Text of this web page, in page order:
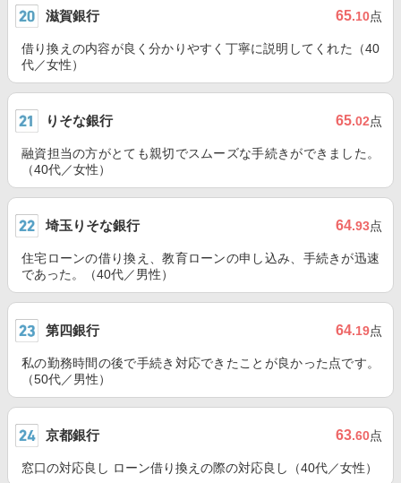
滋賀銀行 65.10点
借り換えの内容が良く分かりやすく丁寧に説明してくれた（40
代／女性）
りそな銀行 65.02点
融資担当の方がとても親切でスムーズな手続きができました。
（40代／女性）
埼玉りそな銀行 64.93点
住宅ローンの借り換え、教育ローンの申し込み、手続きが迅速
であった。（40代／男性）
第四銀行 64.19点
私の勤務時間の後で手続き対応できたことが良かった点です。
（50代／男性）
京都銀行 63.60点
窓口の対応良し ローン借り換えの際の対応良し（40代／女性）